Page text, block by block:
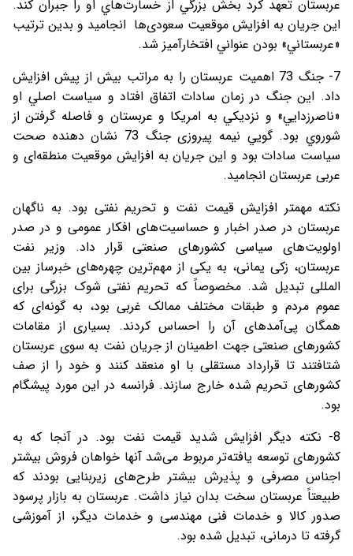
عربستان تعهد كرد بخش بزرگي از خسارت‌هاي او را جبران كند.
اين جريان به افزايش موقعيت سعودی‌ها انجاميد و بدين ترتيب
«عربستاني» بودن عنواني افتخارآميز شد.
7- جنگ 73 اهميت عربستان را به مراتب بيش از پیش افزايش
داد. اين جنگ در زمان سادات اتفاق افتاد و سياست اصلي او
«ناصرزدايي» و نزديكي به امريكا و عربستان و فاصله گرفتن از
شوروي بود. گويي نيمه پیروزی جنگ 73 نشان دهنده صحت
سياست سادات بود و اين جريان به افزايش موقعيت منطقه‌ای و
عربی عربستان انجامید.
نکته مهمتر افزایش قیمت نفت و تحریم نفتی بود. به ناگهان
عربستان در صدر اخبار و حساسیت‌های افکار عمومی و در صدر
اولویت‌های سیاسی کشورهای صنعتی قرار داد. وزیر نفت
عربستان، زکی یمانی، به یکی از مهم‌ترین چهره‌های خبرساز بین
المللی تبدیل شد. مخصوصاً که تحریم نفتی شوک بزرگی برای
عموم مردم و طبقات مختلف ممالک غربی بود، به گونه‌ای که
همگان پی‌آمدهای آن را احساس کردند. بسیاری از مقامات
کشورهای صنعتی جهت اطمینان از جریان نفت به سوی عربستان
شتافتند تا قرارداد مستقلی با او منعقد کنند و خود را از صف
کشورهای تحریم شده خارج سازند. فرانسه در این مورد پیشگام
بود.
8- نکته دیگر افزایش شدید قیمت نفت بود. در آنجا که به
کشورهای توسعه یافته‌تر مربوط می‌شد آنها خواهان فروش بیشتر
اجناس مصرفی و پذیرش بیشتر طرح‌های زیربنایی بودند که
طبیعتاً عربستان سخت بدان نیاز داشت. عربستان به بازار پرسود
صدور کالا و خدمات فنی مهندسی و خدمات دیگر، از آموزشی
گرفته تا درمانی، تبدیل شده بود.